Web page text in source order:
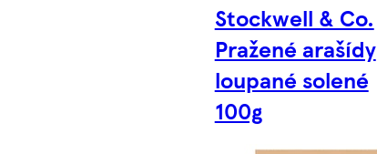
Stockwell & Co.
Pražené arašídy
loupané solené
100g